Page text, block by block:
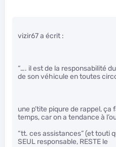
vizir67 a écrit :
“…. il est de la responsabilité
de son véhicule en toutes
une p’tite piqure de rappel,
temps, car on a tendance à
“tt. ces assistances” (et touti
SEUL responsable, RESTE le